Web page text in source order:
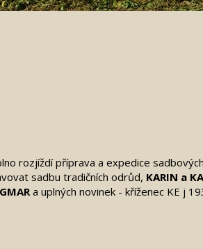
rozjíždí příprava a expedice
sadbu tradičních odrůd, KARIN a
a uplných novinek - kříženec KE j